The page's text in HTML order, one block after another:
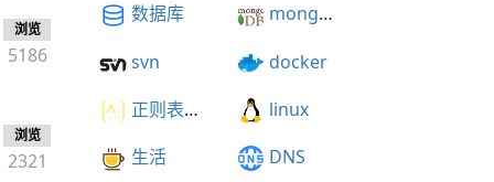
浏览
5186
浏览
2321
数据库
mongodb
svn
docker
正则表达式
linux
生活
DNS